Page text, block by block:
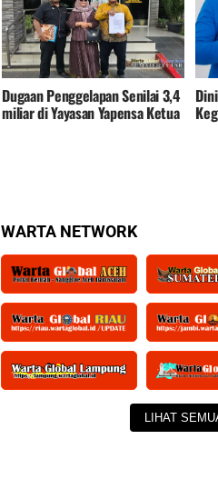
Dugaan Penggelapan Senilai 3,4
miliar di Yayasan Yapensa Ketua
WARTA NETWORK
LIHAT